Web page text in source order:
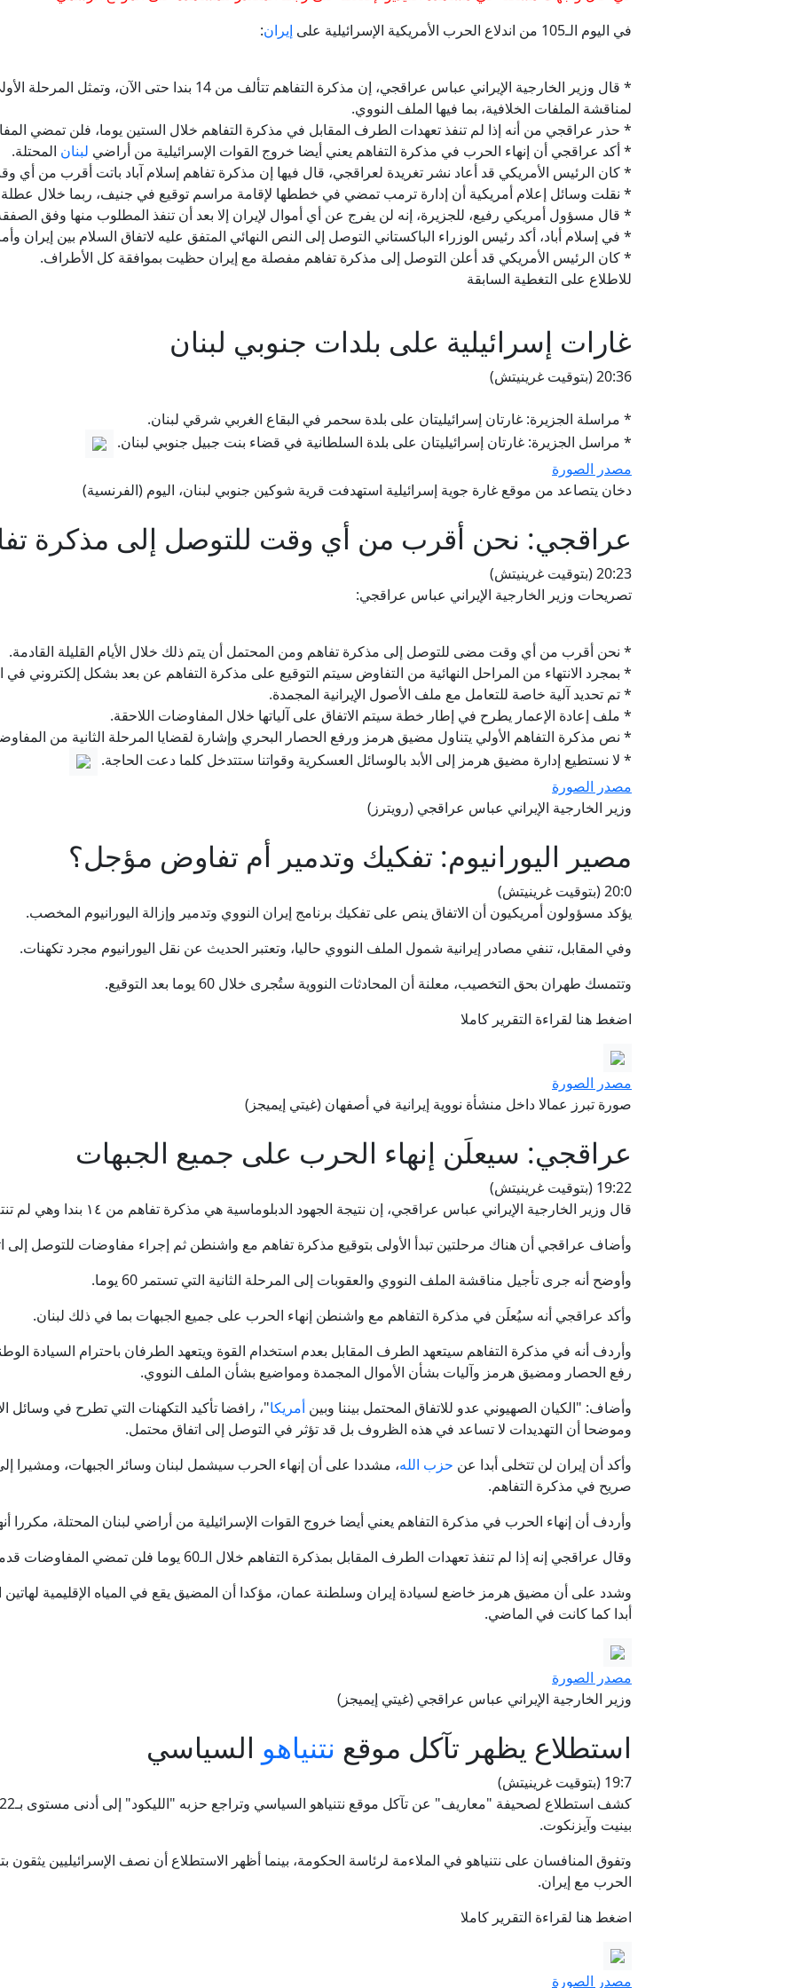
في اليوم الـ105 من اندلاع الحرب الأمريكية الإسرائيلية على
إيران:
لمناقشة الملفات الخلافية، بما فيها الملف النووي.
* حذر عراقجي من أنه إذا لم تنفذ تعهدات الطرف المقابل في مذكرة التفاهم خلال الستين يوما، فلن تمضي
* أكد عراقجي أن إنهاء الحرب في مذكرة التفاهم يعني أيضا خروج القوات الإسرائيلية من أراضي لبنان المحتلة.
* كان الرئيس الأمريكي قد أعاد نشر تغريدة لعراقجي، قال فيها إن مذكرة تفاهم إسلام آباد باتت أقرب من
* نقلت وسائل إعلام أمريكية أن إدارة ترمب تمضي في خططها لإقامة مراسم توقيع في جنيف، ربما خلال عطلة
* قال مسؤول أمريكي رفيع، للجزيرة، إنه لن يفرج عن أي أموال لإيران إلا بعد أن تنفذ المطلوب منها وفق
* في إسلام أباد، أكد رئيس الوزراء الباكستاني التوصل إلى النص النهائي المتفق عليه لاتفاق السلام بين إيران
* كان الرئيس الأمريكي قد أعلن التوصل إلى مذكرة تفاهم مفصلة مع إيران حظيت بموافقة كل الأطراف.
للاطلاع على التغطية السابقة
غارات إسرائيلية على بلدات جنوبي لبنان
20:36 (بتوقيت غرينيتش)
* مراسلة الجزيرة: غارتان إسرائيليتان على بلدة سحمر في البقاع الغربي شرقي لبنان.
* مراسل الجزيرة: غارتان إسرائيليتان على بلدة السلطانية في قضاء بنت جبيل جنوبي لبنان.
مصدر الصورة
دخان يتصاعد من موقع غارة جوية إسرائيلية استهدفت قرية شوكين جنوبي لبنان، اليوم (الفرنسية)
عراقجي: نحن أقرب من أي وقت للتوصل إلى مذكرة
20:23 (بتوقيت غرينيتش)
تصريحات وزير الخارجية الإيراني عباس عراقجي:
* نحن أقرب من أي وقت مضى للتوصل إلى مذكرة تفاهم ومن المحتمل أن يتم ذلك خلال الأيام القليلة القادمة.
* بمجرد الانتهاء من المراحل النهائية من التفاوض سيتم التوقيع على مذكرة التفاهم عن بعد بشكل إلكتروني في
* تم تحديد آلية خاصة للتعامل مع ملف الأصول الإيرانية المجمدة.
* ملف إعادة الإعمار يطرح في إطار خطة سيتم الاتفاق على آلياتها خلال المفاوضات اللاحقة.
* نص مذكرة التفاهم الأولي يتناول مضيق هرمز ورفع الحصار البحري وإشارة لقضايا المرحلة الثانية من
* لا نستطيع إدارة مضيق هرمز إلى الأبد بالوسائل العسكرية وقواتنا ستتدخل كلما دعت الحاجة.
مصدر الصورة
وزير الخارجية الإيراني عباس عراقجي (رويترز)
مصير اليورانيوم: تفكيك وتدمير أم تفاوض مؤجل؟
20:0 (بتوقيت غرينيتش)
يؤكد مسؤولون أمريكيون أن الاتفاق ينص على تفكيك برنامج إيران النووي وتدمير وإزالة اليورانيوم المخصب.
وفي المقابل، تنفي مصادر إيرانية شمول الملف النووي حاليا، وتعتبر الحديث عن نقل اليورانيوم مجرد تكهنات.
وتتمسك طهران بحق التخصيب، معلنة أن المحادثات النووية ستُجرى خلال 60 يوما بعد التوقيع.
اضغط هنا لقراءة التقرير كاملا
مصدر الصورة
صورة تبرز عمالا داخل منشأة نووية إيرانية في أصفهان (غيتي إيميجز)
عراقجي: سيعلَن إنهاء الحرب على جميع الجبهات
19:22 (بتوقيت غرينيتش)
قال وزير الخارجية الإيراني عباس عراقجي، إن نتيجة الجهود الدبلوماسية هي مذكرة تفاهم من ١٤ بندا وهي لم تنته بعد ويمكن إضافة جزئيات إليها.
وأضاف عراقجي أن هناك مرحلتين تبدأ الأولى بتوقيع مذكرة تفاهم مع واشنطن ثم إجراء مفاوضات للتوصل إلى
وأوضح أنه جرى تأجيل مناقشة الملف النووي والعقوبات إلى المرحلة الثانية التي تستمر 60 يوما.
وأكد عراقجي أنه سيُعلَن في مذكرة التفاهم مع واشنطن إنهاء الحرب على جميع الجبهات بما في ذلك لبنان.
وأردف أنه في مذكرة التفاهم سيتعهد الطرف المقابل بعدم استخدام القوة ويتعهد الطرفان باحترام السيادة
رفع الحصار ومضيق هرمز وآليات بشأن الأموال المجمدة ومواضيع بشأن الملف النووي.
وأضاف: "الكيان الصهيوني عدو للاتفاق المحتمل بيننا وبين أمريكا"، رافضا تأكيد التكهنات التي تطرح في وسائل
وموضحا أن التهديدات لا تساعد في هذه الظروف بل قد تؤثر في التوصل إلى اتفاق محتمل.
وأكد أن إيران لن تتخلى أبدا عن حزب الله، مشددا على أن إنهاء الحرب سيشمل لبنان وسائر الجبهات، ومشيرا
صريح في مذكرة التفاهم.
وأردف أن إنهاء الحرب في مذكرة التفاهم يعني أيضا خروج القوات الإسرائيلية من أراضي لبنان المحتلة، مكررا
وقال عراقجي إنه إذا لم تنفذ تعهدات الطرف المقابل بمذكرة التفاهم خلال الـ60 يوما فلن تمضي المفاوضات قدما بشأن بقية المواضيع.
وشدد على أن مضيق هرمز خاضع لسيادة إيران وسلطنة عمان، مؤكدا أن المضيق يقع في المياه الإقليمية
أبدا كما كانت في الماضي.
مصدر الصورة
وزير الخارجية الإيراني عباس عراقجي (غيتي إيميجز)
استطلاع يظهر تآكل موقع نتنياهو السياسي
19:7 (بتوقيت غرينيتش)
بينيت وآيزنكوت.
وتفوق المنافسان على نتنياهو في الملاءمة لرئاسة الحكومة، بينما أظهر الاستطلاع أن نصف الإسرائيليين
الحرب مع إيران.
اضغط هنا لقراءة التقرير كاملا
مصدر الصورة